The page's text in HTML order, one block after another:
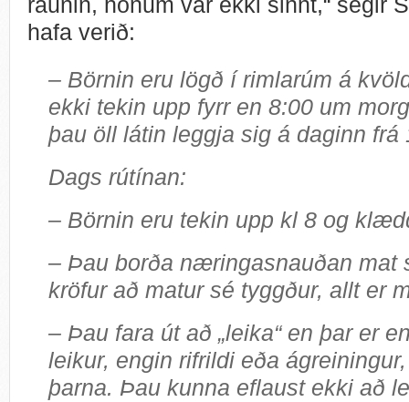
hafa verið:
– Börnin eru lögð í rimlarúm á
ekki tekin upp fyrr en 8:00 um
þau öll látin leggja sig á daginn frá
Dags rútínan:
– Börnin eru tekin upp kl 8 og
– Þau borða næringasnauðan mat
kröfur að matur sé tyggður, allt er
– Þau fara út að „leika“ en þar er
leikur, engin rifrildi eða
þarna. Þau kunna eflaust ekki að